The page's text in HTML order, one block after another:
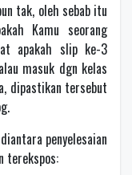
tak, oleh sebab itu
Kamu seorang
apakah slip ke-3
masuk dgn kelas
dipastikan tersebut
penyelesaian
terekspos: